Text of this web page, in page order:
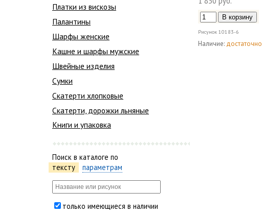
Платки из вискозы
Палантины
Шарфы женские
Кашне и шарфы мужские
Швейные изделия
Сумки
Скатерти хлопковые
Скатерти, дорожки льняные
Книги и упаковка
Поиск в каталоге по
тексту
параметрам
только имеющиеся в наличии
Рисунок 10183-6
Наличие: достаточно